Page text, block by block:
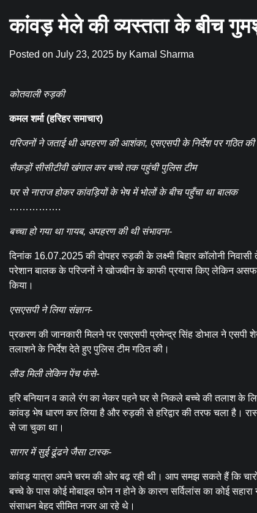
कांवड़ मेले की व्यस्तता के बीच
Posted on July 23, 2025 by Kamal Sharma
कोतवाली रुड़की
कमल शर्मा (हरिहर समाचार)
परिजनों ने जताई थी अपहरण की आशंका, एसएसपी के निर्देश पर गठित
सैकड़ों सीसीटीवी खंगाल कर बच्चे तक पहुंची पुलिस टीम
घर से नाराज होकर कांवड़ियों के भेष में भोलों के बीच पहुँचा था बालक
…………….
बच्चा हो गया था गायब, अपहरण की थी संभावना-
दिनांक 16.07.2025 की दोपहर रुड़की के लक्ष्मी बिहार कॉलोनी
परेशान बालक के परिजनों ने खोजबीन के काफी प्रयास किए लेकिन
किया।
एसएसपी ने लिया संज्ञान-
प्रकरण की जानकारी मिलने पर एसएसपी प्रमेन्द्र सिंह डोभाल ने
तलाशने के निर्देश देते हुए पुलिस टीम गठित की।
लीड मिली लेकिन पेंच फंसे-
हरि बनियान व काले रंग का नेकर पहने घर से निकले बच्चे की तलाश के
कांवड़ भेष धारण कर लिया है और रुड़की से हरिद्वार की तरफ चला है।
से जा चुका था।
सागर में सुई ढूंढने जैसा टास्क-
कांवड़ यात्रा अपने चरम की ओर बढ़ रही थी। आप समझ सकते हैं कि
बच्चे के पास कोई मोबाइल फोन न होने के कारण सर्विलांस का कोई
संसाधन बेहद सीमित नजर आ रहे थे।